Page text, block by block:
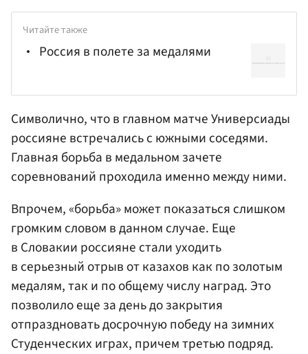
Читайте также
Россия в полете за медалями
Символично, что в главном матче Универсиады
россияне встречались с южными соседями.
Главная борьба в медальном зачете
соревнований проходила именно между ними.
Впрочем, «борьба» может показаться слишком
громким словом в данном случае. Еще
в Словакии россияне стали уходить
в серьезный отрыв от казахов как по золотым
медалям, так и по общему числу наград. Это
позволило еще за день до закрытия
отпраздновать досрочную победу на зимних
Студенческих играх, причем третью подряд.